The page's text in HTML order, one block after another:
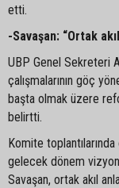
etti.
-Savaşan: “Ortak
UBP Genel Sekreteri
çalışmalarının göç
başta olmak üzere
belirtti.
Komite
gelecek dönem vizyon
Savaşan, ortak akıl